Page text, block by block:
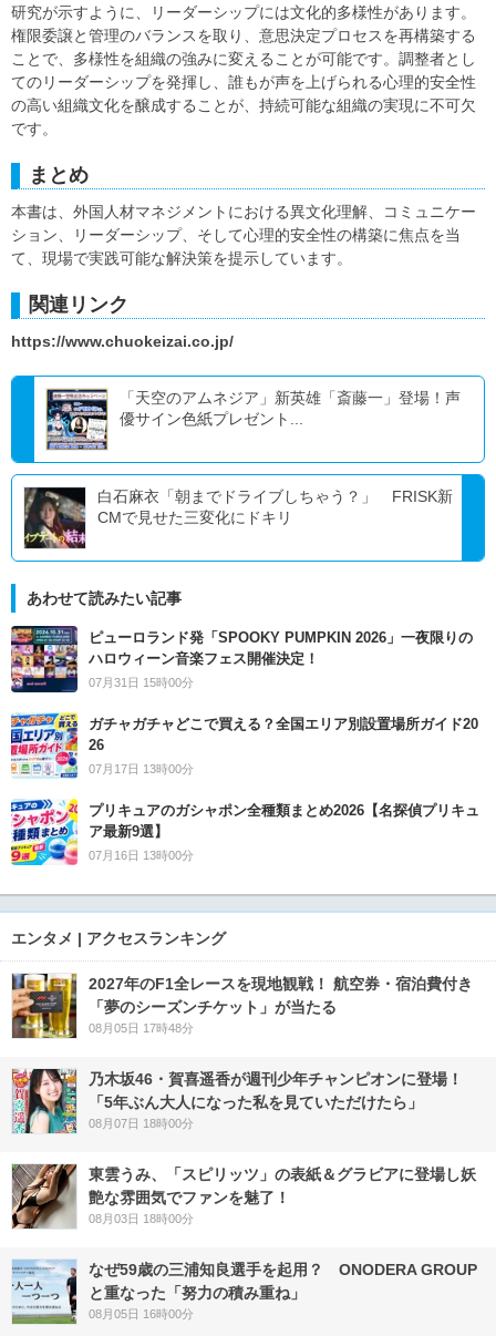
研究が示すように、リーダーシップには文化的多様性があります。
権限委譲と管理のバランスを取り、意思決定プロセスを再構築する
ことで、多様性を組織の強みに変えることが可能です。調整者とし
てのリーダーシップを発揮し、誰もが声を上げられる心理的安全性
の高い組織文化を醸成することが、持続可能な組織の実現に不可欠
です。
まとめ
本書は、外国人材マネジメントにおける異文化理解、コミュニケー
ション、リーダーシップ、そして心理的安全性の構築に焦点を当
て、現場で実践可能な解決策を提示しています。
関連リンク
https://www.chuokeizai.co.jp/
「天空のアムネジア」新英雄「斎藤一」登場！声
優サイン色紙プレゼント...
白石麻衣「朝までドライブしちゃう？」 FRISK新
CMで見せた三変化にドキリ
あわせて読みたい記事
ピューロランド発「SPOOKY PUMPKIN 2026」一夜限りの
ハロウィーン音楽フェス開催決定！
07月31日 15時00分
ガチャガチャどこで買える？全国エリア別設置場所ガイド20
26
07月17日 13時00分
プリキュアのガシャポン全種類まとめ2026【名探偵プリキュ
ア最新9選】
07月16日 13時00分
エンタメ | アクセスランキング
2027年のF1全レースを現地観戦！ 航空券・宿泊費付き
「夢のシーズンチケット」が当たる
08月05日 17時48分
乃木坂46・賀喜遥香が週刊少年チャンピオンに登場！
「5年ぶん大人になった私を見ていただけたら」
08月07日 18時00分
東雲うみ、「スピリッツ」の表紙＆グラビアに登場し妖
艶な雰囲気でファンを魅了！
08月03日 18時00分
なぜ59歳の三浦知良選手を起用？ ONODERA GROUP
と重なった「努力の積み重ね」
08月05日 16時00分